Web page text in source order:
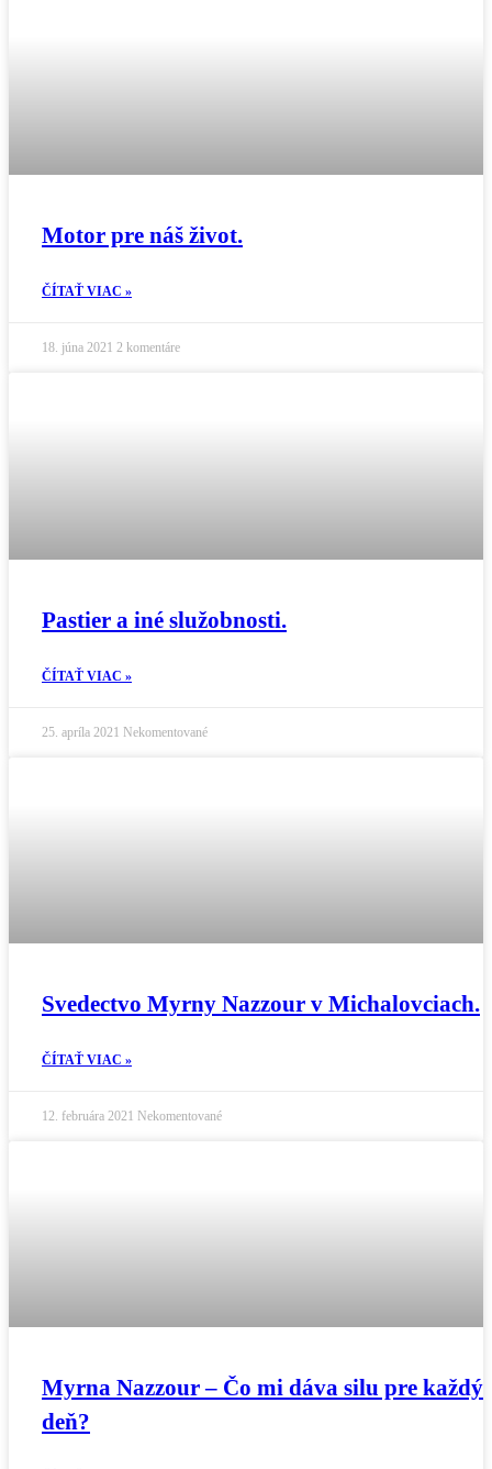
Motor pre náš život.
ČÍTAŤ VIAC »
18. júna 2021 2 komentáre
Pastier a iné služobnosti.
ČÍTAŤ VIAC »
25. apríla 2021 Nekomentované
Svedectvo Myrny Nazzour v Michalovciach.
ČÍTAŤ VIAC »
12. februára 2021 Nekomentované
Myrna Nazzour – Čo mi dáva silu pre každý
deň?